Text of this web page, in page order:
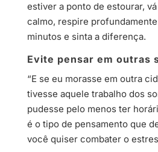
estiver a ponto de estourar,
calmo, respire
minutos e sinta a diferença.
Evite pensar em outras
“E se eu morasse em outra
tivesse aquele trabalho dos
pudesse pelo menos ter
é o tipo de pensamento que
você quiser combater o